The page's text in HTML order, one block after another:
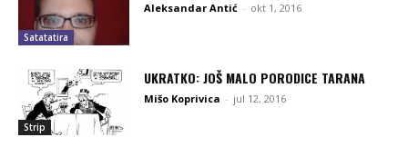
Satatatira
Aleksandar Antić - okt 1, 2016
Strip
UKRATKO: JOŠ MALO PORODICE TARANA
Mišo Koprivica - jul 12, 2016